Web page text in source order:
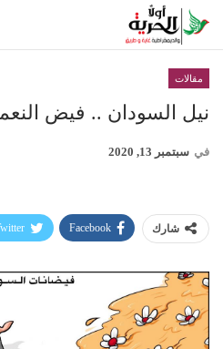
مقالات
نيل السودان .. فيض
في سبتمبر 13, 2020
شارك Facebook